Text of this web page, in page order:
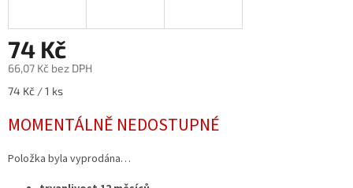
74 Kč
66,07 Kč bez DPH
Měrná
74 Kč / 1 ks
MOMENTÁLNĚ NEDOSTUPNÉ
Položka byla vyprodána…